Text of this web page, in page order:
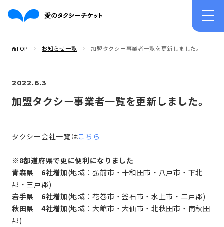
TOP お知らせ一覧 加盟タクシー事業者一覧を更新しました。
2022.6.3
加盟タクシー事業者一覧を更新しました。
タクシー会社一覧はこちら
※8都道府県で更に便利になりました
青森県 6社増加(地域：弘前市・十和田市・八戸市・下北
郡・三戸郡)
岩手県 6社増加(地域：花巻市・釜石市・水上市・二戸郡)
秋田県 4社増加(地域：大館市・大仙市・北秋田市・南秋田
郡)